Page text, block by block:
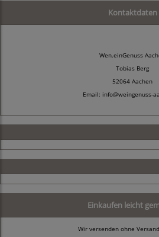
Kontaktdaten
Wen.einGenuss
Tobias Berg
52064 Aachen
Email: info@weingenuss-
Einkaufen leicht
Wir versenden ohne